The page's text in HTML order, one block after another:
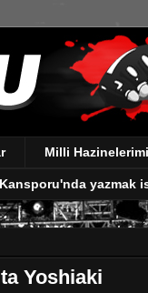
Milli
Kansporu'nda yazmak
Yoshiaki